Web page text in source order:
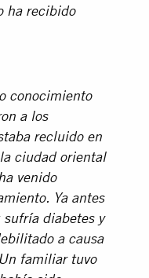
ha recibido
conocimiento
a los
recluido en
ciudad oriental
venido
Ya antes
diabetes y
a causa
familiar tuvo